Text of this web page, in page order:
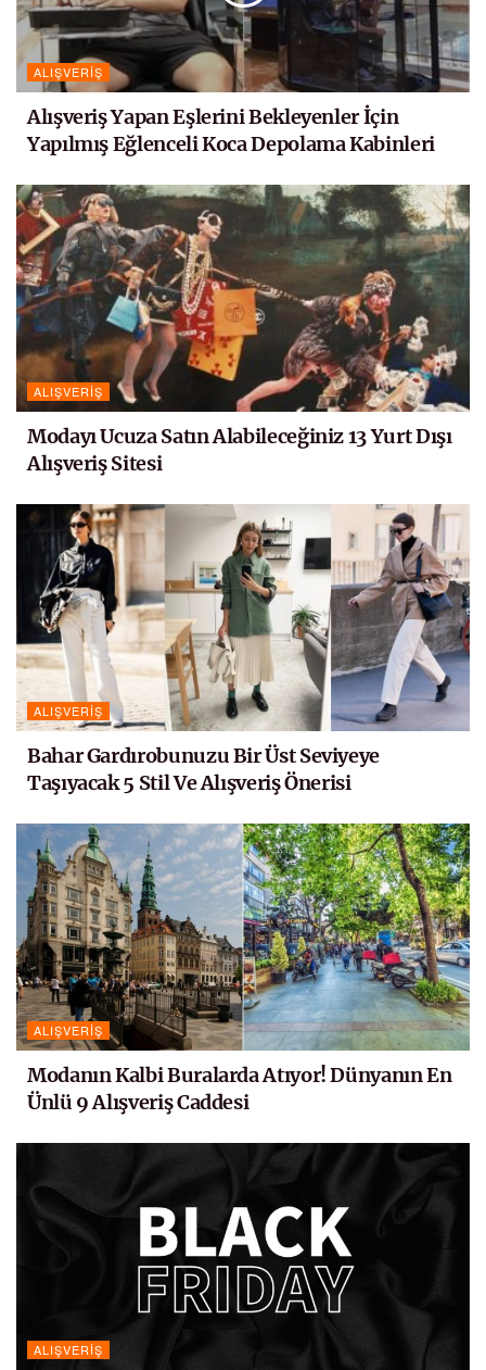
ALIŞVERIŞ
Alışveriş Yapan Eşlerini Bekleyenler İçin
Yapılmış Eğlenceli Koca Depolama Kabinleri
ALIŞVERIŞ
Modayı Ucuza Satın Alabileceğiniz 13 Yurt Dışı
Alışveriş Sitesi
ALIŞVERIŞ
Bahar Gardırobunuzu Bir Üst Seviyeye
Taşıyacak 5 Stil Ve Alışveriş Önerisi
ALIŞVERIŞ
Modanın Kalbi Buralarda Atıyor! Dünyanın En
Ünlü 9 Alışveriş Caddesi
ALIŞVERIŞ